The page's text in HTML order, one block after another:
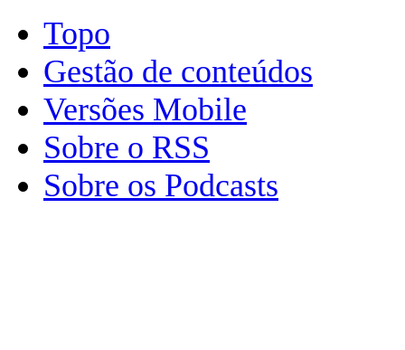
Topo
Gestão de conteúdos
Versões Mobile
Sobre o RSS
Sobre os Podcasts